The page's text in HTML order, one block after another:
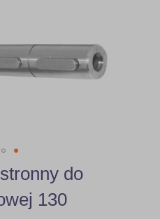
do
130